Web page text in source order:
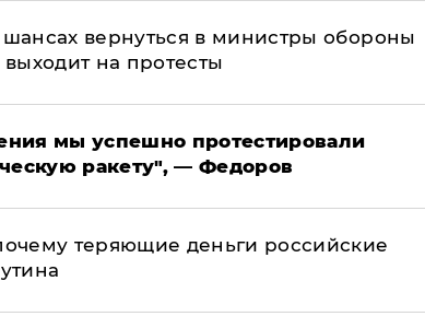
вернуться в министры обороны
на протесты
мы успешно протестировали
ракету", — Федоров
теряющие деньги российские